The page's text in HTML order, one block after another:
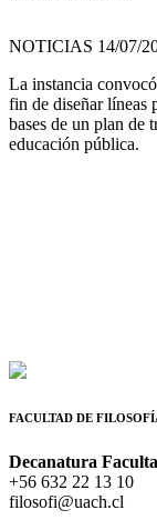
NOTICIAS 14/07/
La instancia
fin de diseñar líneas
bases de un plan de
educación pública.
FACULTAD DE
Decanatura
+56 632 22 13 10
filosofi@uach.cl